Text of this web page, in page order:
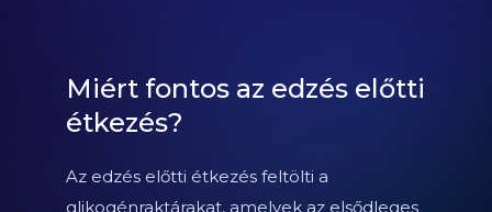
Miért fontos az edzés előtti
étkezés?
Az edzés előtti étkezés feltölti a
glikogénraktárakat, amelyek az elsődleges